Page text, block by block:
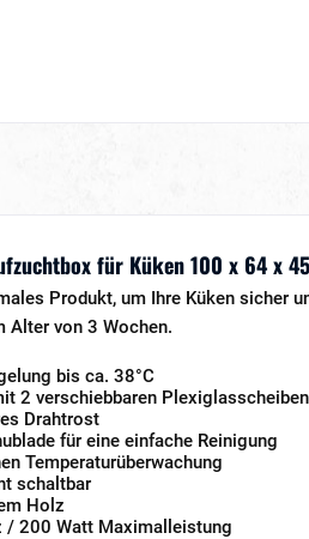
für Küken 100 x 64 x
Produkt, um Ihre Küken sicher
Alter von 3 Wochen.
bis ca. 38°C
2 verschiebbaren Plexiglasscheiben
Drahtrost
für eine einfache Reinigung
Temperaturüberwachung
schaltbar
Holz
200 Watt Maximalleistung